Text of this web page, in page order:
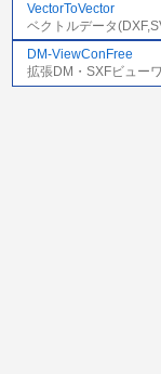
VectorToVector
ベクトルデータ
DM-ViewConFree
拡張DM・SXFビュー